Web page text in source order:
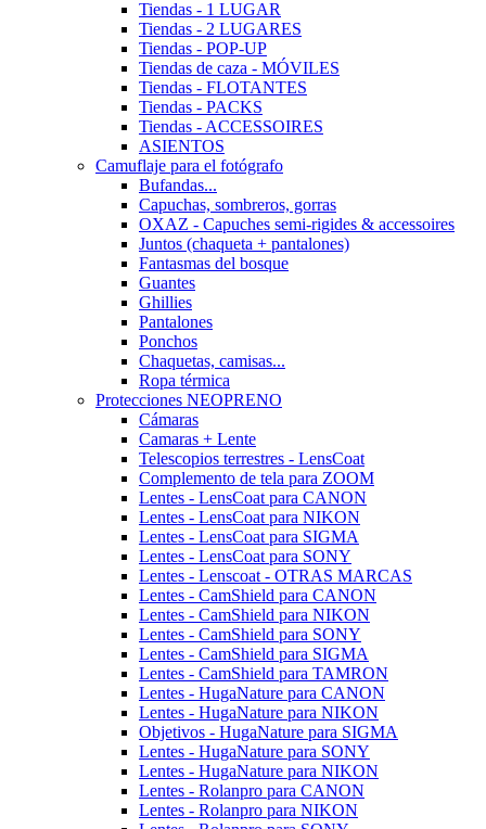
Tiendas - 1 LUGAR
Tiendas - 2 LUGARES
Tiendas - POP-UP
Tiendas de caza - MÓVILES
Tiendas - FLOTANTES
Tiendas - PACKS
Tiendas - ACCESSOIRES
ASIENTOS
Camuflaje para el fotógrafo
Bufandas...
Capuchas, sombreros, gorras
OXAZ - Capuches semi-rigides & accessoires
Juntos (chaqueta + pantalones)
Fantasmas del bosque
Guantes
Ghillies
Pantalones
Ponchos
Chaquetas, camisas...
Ropa térmica
Protecciones NEOPRENO
Cámaras
Camaras + Lente
Telescopios terrestres - LensCoat
Complemento de tela para ZOOM
Lentes - LensCoat para CANON
Lentes - LensCoat para NIKON
Lentes - LensCoat para SIGMA
Lentes - LensCoat para SONY
Lentes - Lenscoat - OTRAS MARCAS
Lentes - CamShield para CANON
Lentes - CamShield para NIKON
Lentes - CamShield para SONY
Lentes - CamShield para SIGMA
Lentes - CamShield para TAMRON
Lentes - HugaNature para CANON
Lentes - HugaNature para NIKON
Objetivos - HugaNature para SIGMA
Lentes - HugaNature para SONY
Lentes - HugaNature para NIKON
Lentes - Rolanpro para CANON
Lentes - Rolanpro para NIKON